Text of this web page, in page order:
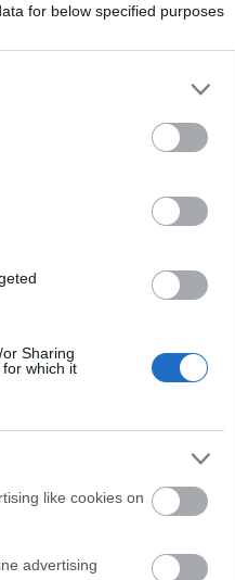
for below specified purposes
Sharing
which it
like cookies on
advertising
a
legyen
–
az